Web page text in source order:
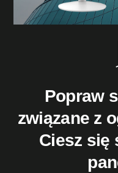
Popraw
związane z
Ciesz się